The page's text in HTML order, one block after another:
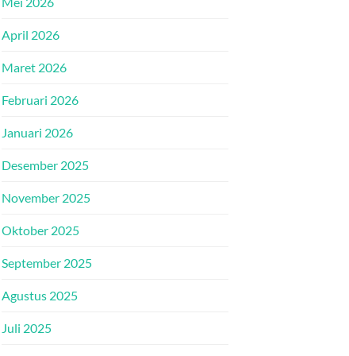
April 2026
Maret 2026
Februari 2026
Januari 2026
Desember 2025
November 2025
Oktober 2025
September 2025
Agustus 2025
Juli 2025